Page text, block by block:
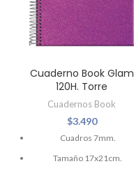
Cuaderno Book Glam
120H. Torre
Cuadernos Book
$3.490
Cuadros 7mm.
Tamaño 17x21cm.